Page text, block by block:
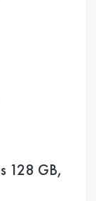
128 GB,